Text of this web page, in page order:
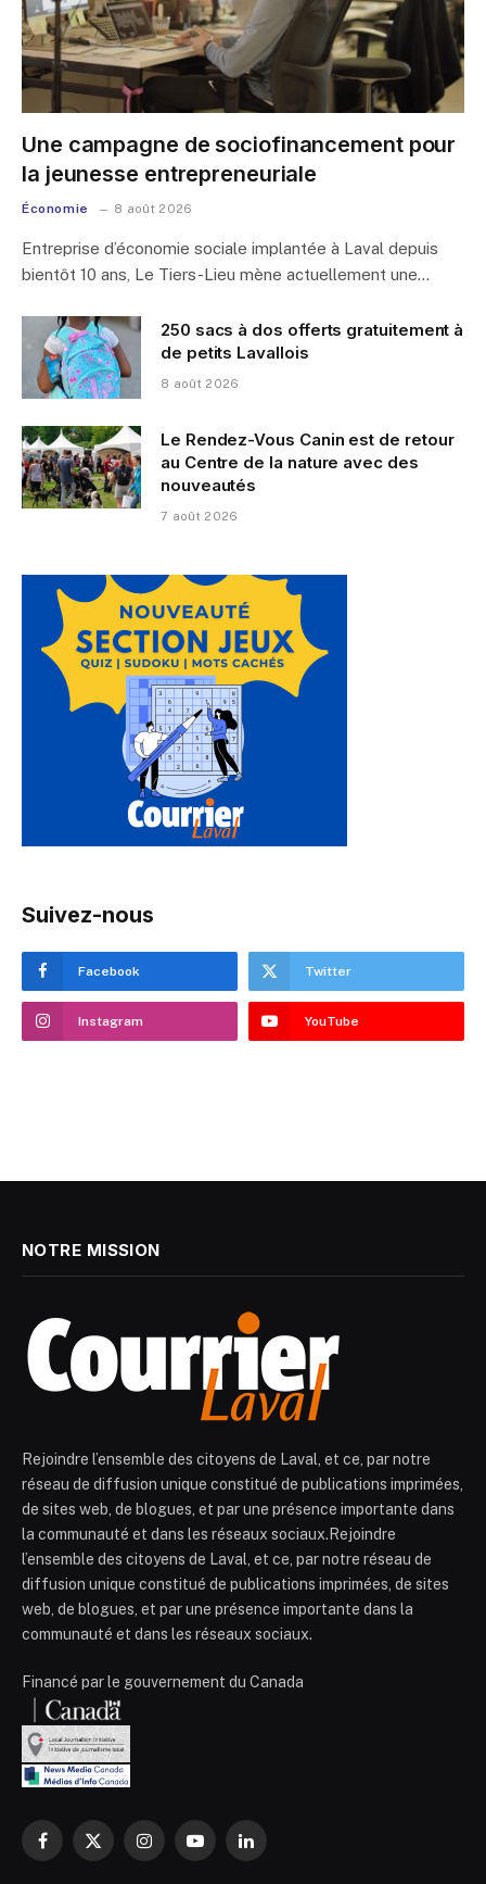
Une campagne de sociofinancement pour
la jeunesse entrepreneuriale
Économie 8 août 2026
Entreprise d’économie sociale implantée à Laval depuis
bientôt 10 ans, Le Tiers-Lieu mène actuellement une…
250 sacs à dos offerts gratuitement à
de petits Lavallois
8 août 2026
Le Rendez-Vous Canin est de retour
au Centre de la nature avec des
nouveautés
7 août 2026
Suivez-nous
Facebook Twitter
Instagram YouTube
NOTRE MISSION
Rejoindre l’ensemble des citoyens de Laval, et ce, par notre
réseau de diffusion unique constitué de publications imprimées,
de sites web, de blogues, et par une présence importante dans
la communauté et dans les réseaux sociaux.Rejoindre
l’ensemble des citoyens de Laval, et ce, par notre réseau de
diffusion unique constitué de publications imprimées, de sites
web, de blogues, et par une présence importante dans la
communauté et dans les réseaux sociaux.
Financé par le gouvernement du Canada
Facebook
X
InstagramYouTubeLinkedIn